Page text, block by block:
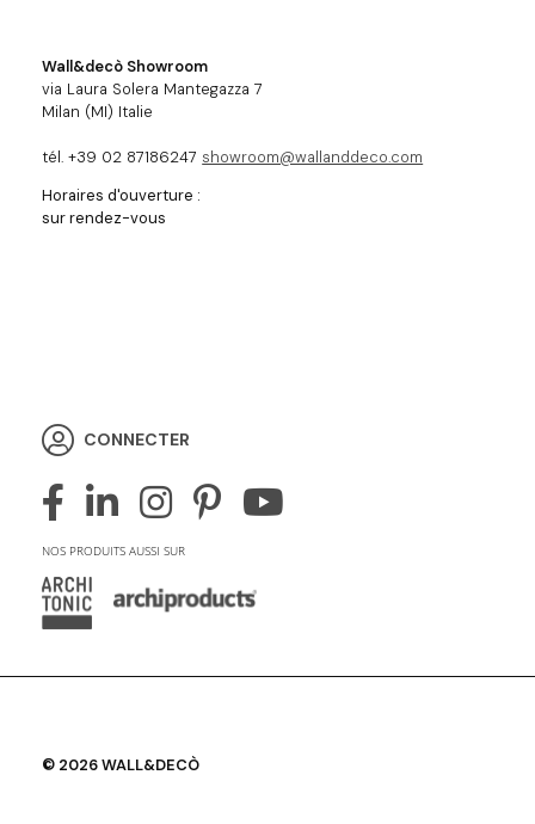
Wall&decò Showroom
via Laura Solera Mantegazza 7
Milan (MI) Italie
tél. +39 02 87186247 showroom@wallanddeco.com
Horaires d'ouverture :
sur rendez-vous
CONNECTER
NOS PRODUITS AUSSI SUR
© 2026 WALL&DECÒ